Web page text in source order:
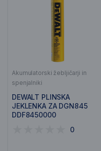
Akumulatorski žebljičarji in
spenjalniki
DEWALT PLINSKA
JEKLENKA ZA DGN845
DDF8450000
0